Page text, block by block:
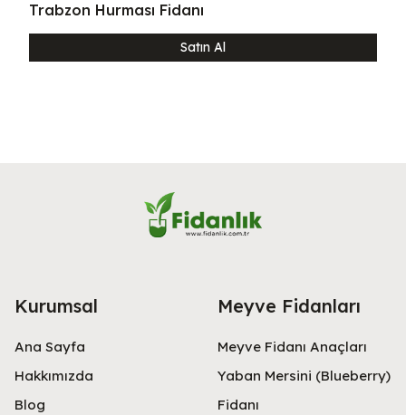
Trabzon Hurması Fidanı
Satın Al
Kurumsal
Ana Sayfa
Hakkımızda
Blog
Meyve Fidanları
Meyve Fidanı Anaçları
Yaban Mersini (Blueberry)
Fidanı